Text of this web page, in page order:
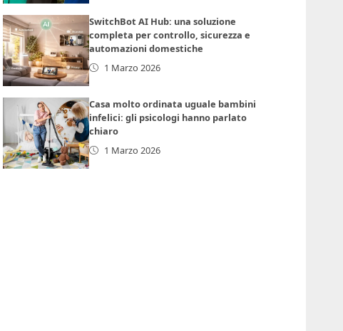
SwitchBot AI Hub: una soluzione
completa per controllo, sicurezza e
automazioni domestiche
1 Marzo 2026
Casa molto ordinata uguale bambini
infelici: gli psicologi hanno parlato
chiaro
1 Marzo 2026